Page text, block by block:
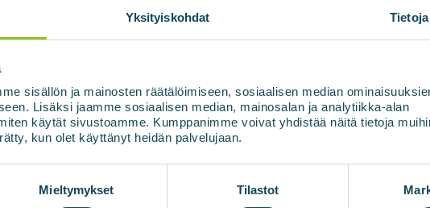
Yksityiskohdat Tietoja
sisällön ja mainosten räätälöimiseen, sosiaalisen median
Lisäksi jaamme sosiaalisen median, mainosalan ja analytiikka-alan
käytät sivustoamme. Kumppanimme voivat yhdistää näitä tietoja
kun olet käyttänyt heidän palvelujaan.
Mieltymykset Tilastot